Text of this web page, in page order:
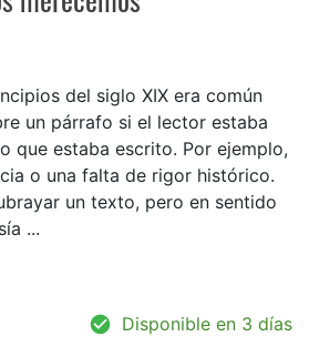
del siglo XIX era común
un párrafo si el lector estaba
que estaba escrito. Por ejemplo,
o una falta de rigor histórico.
un texto, pero en sentido
...
Disponible en 3 días